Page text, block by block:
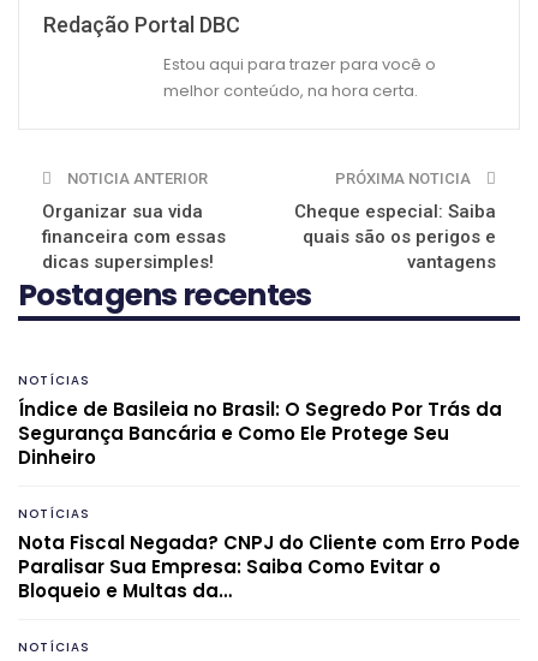
Redação Portal DBC
Estou aqui para trazer para você o
melhor conteúdo, na hora certa.
NOTICIA ANTERIOR
Organizar sua vida
financeira com essas
dicas supersimples!
PRÓXIMA NOTICIA
Cheque especial: Saiba
quais são os perigos e
vantagens
Postagens recentes
NOTÍCIAS
Índice de Basileia no Brasil: O Segredo Por Trás da
Segurança Bancária e Como Ele Protege Seu
Dinheiro
NOTÍCIAS
Nota Fiscal Negada? CNPJ do Cliente com Erro Pode
Paralisar Sua Empresa: Saiba Como Evitar o
Bloqueio e Multas da…
NOTÍCIAS